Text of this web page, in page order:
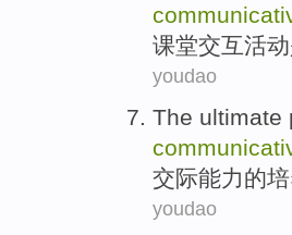
课堂交互活动
youdao
The ultimate
交际能力的
youdao